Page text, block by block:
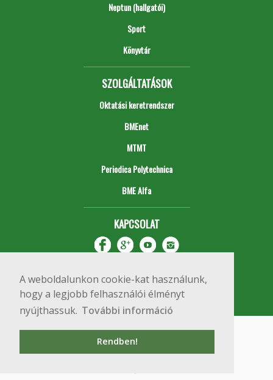
A weboldalunkon cookie-kat használunk,
hogy a legjobb felhasználói élményt
nyújthassuk. További információ
Rendben!
Neptun (hallgatói)
Sport
Könyvtár
SZOLGÁLTATÁSOK
Oktatási keretrendszer
BMEnet
MTMT
Periodica Polytechnica
BME Alfa
KAPCSOLAT
Copyright © 2020 BME Építőmérnöki Kar
1111 Budapest, Műegyetem rkp. 3.